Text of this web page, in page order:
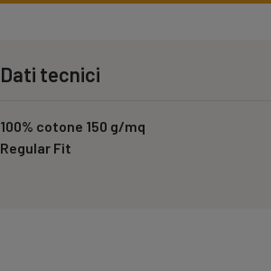
Dati tecnici
100% cotone 150 g/mq
Regular Fit